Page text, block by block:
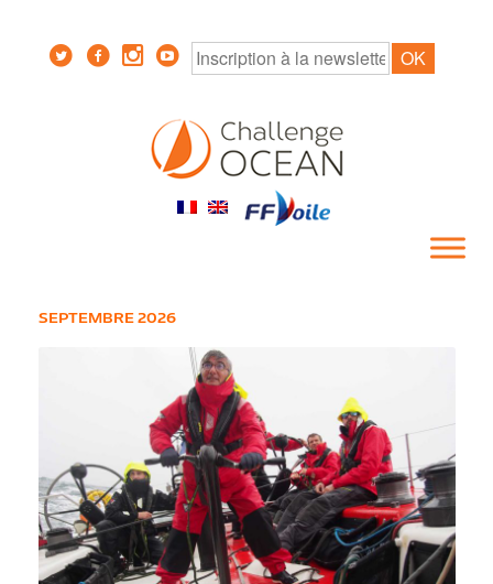
SEPTEMBRE 2026